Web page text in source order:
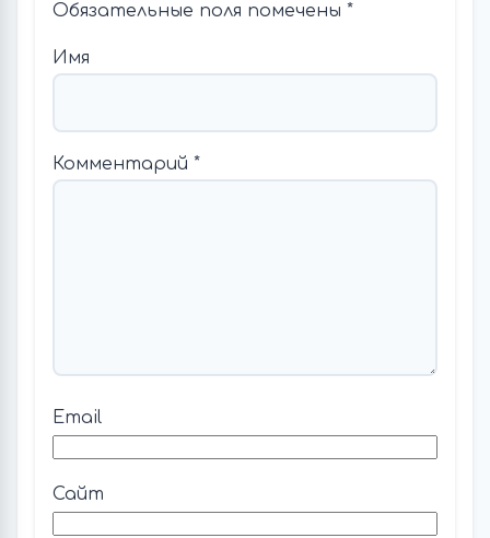
Обязательные поля помечены *
Имя
Комментарий *
Email
Сайт